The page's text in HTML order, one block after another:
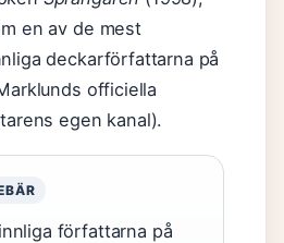
en av de mest
deckarförfattarna på
officiella
egen kanal).
författarna på